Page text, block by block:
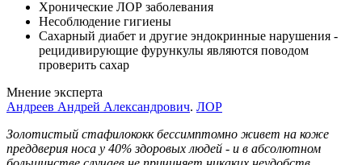
Хронические ЛОР заболевания
Несоблюдение гигиены
Сахарный диабет и другие эндокринные нарушения -
рецидивирующие фурункулы являются поводом
проверить сахар
Мнение эксперта
Андреев Андрей Александрович. ЛОР
Золотистый стафилококк бессимптомно живет на коже
преддверия носа у 40% здоровых людей - и в абсолютном